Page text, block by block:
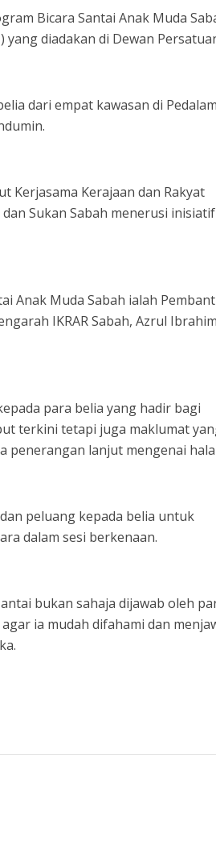
Bicara Santai Anak Muda
yang diadakan di Dewan
dari empat kawasan di
Kerjasama Kerajaan dan Rakyat
Sukan Sabah menerusi
Anak Muda Sabah ialah
IKRAR Sabah, Azrul
para belia yang hadir bagi
terkini tetapi juga maklumat
penerangan lanjut mengenai
peluang kepada belia untuk
dalam sesi berkenaan.
bukan sahaja dijawab oleh
ia mudah difahami dan